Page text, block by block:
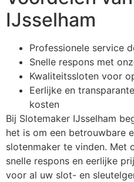
IJsselham
Professionele service
Snelle respons met
Kwaliteitssloten voor
Eerlijke en
kosten
Bij Slotemaker IJsselham
het is om een betrouwbare
slotenmaker te vinden. Met
snelle respons en eerlijke
voor al uw slot- en